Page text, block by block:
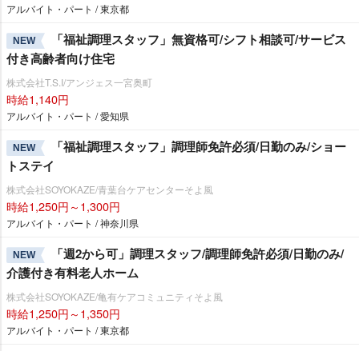
アルバイト・パート / 東京都
NEW
「福祉調理スタッフ」無資格可/シフト相談可/サービス
付き高齢者向け住宅
株式会社T.S.I/アンジェス一宮奥町
時給1,140円
アルバイト・パート / 愛知県
NEW
「福祉調理スタッフ」調理師免許必須/日勤のみ/ショー
トステイ
株式会社SOYOKAZE/青葉台ケアセンターそよ風
時給1,250円～1,300円
アルバイト・パート / 神奈川県
NEW
「週2から可」調理スタッフ/調理師免許必須/日勤のみ/
介護付き有料老人ホーム
株式会社SOYOKAZE/亀有ケアコミュニティそよ風
時給1,250円～1,350円
アルバイト・パート / 東京都